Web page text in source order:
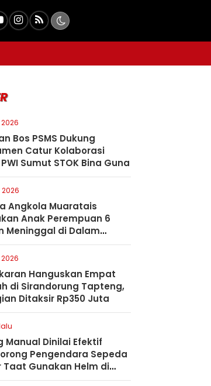
Bos PSMS Dukung
Catur Kolaborasi
PWI Sumut STOK Bina Guna
Angkola Muaratais
Anak Perempuan 6
Meninggal di Dalam
Hanguskan Empat
di Sirandorung Tapteng,
Ditaksir Rp350 Juta
Manual Dinilai Efektif
Pengendara Sepeda
Taat Gunakan Helm di